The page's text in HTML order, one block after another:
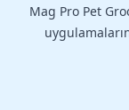
Mag Pro Pet